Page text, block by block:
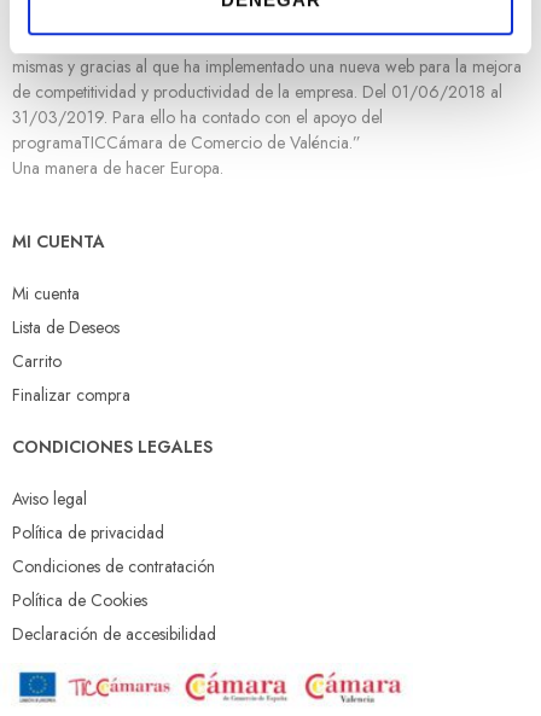
e
n
t
o
Desarrollo Regional cuyo objetivo es mejorar el uso y la calidad de las
tecnologías de la información y de las comunicaciones y el acceso a las
mismas y gracias al que ha implementado una nueva web para la mejora
de competitividad y productividad de la empresa. Del 01/06/2018 al
31/03/2019. Para ello ha contado con el apoyo del
programaTICCámara de Comercio de Valéncia.”
Una manera de hacer Europa.
MI CUENTA
Mi cuenta
Lista de Deseos
Carrito
Finalizar compra
CONDICIONES LEGALES
Aviso legal
Política de privacidad
Condiciones de contratación
Política de Cookies
Declaración de accesibilidad